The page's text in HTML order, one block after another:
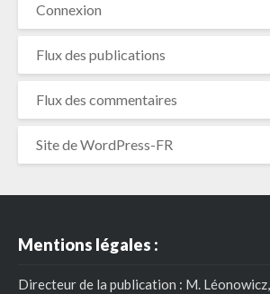
Connexion
Flux des publications
Flux des commentaires
Site de WordPress-FR
Mentions légales :
Directeur de la publication : M.